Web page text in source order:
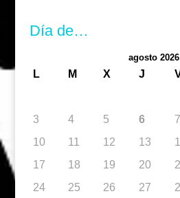
Día de…
agosto 2026
L M X J
3
4 5 6 7
10
11 12 13
17
18 19 20
24
25 26 27